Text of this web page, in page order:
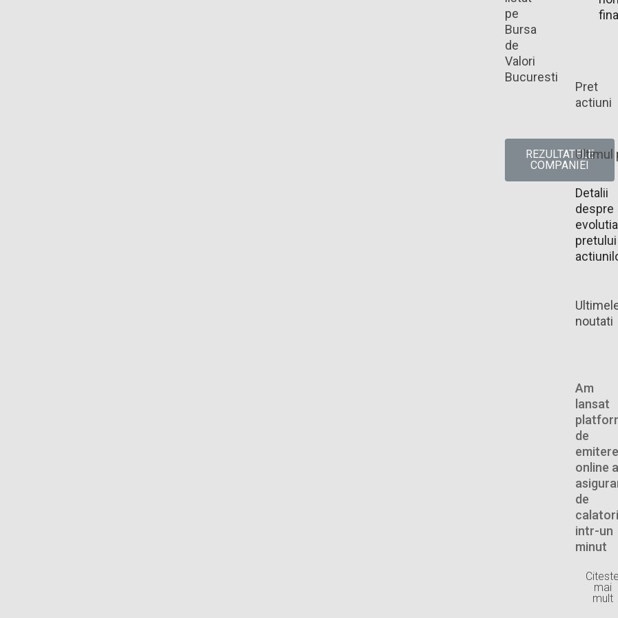
pe
Bursa
de
Valori
Bucuresti
REZULTATELE
COMPANIEI
Pret
actiuni
Ultimul
Detalii
despre
evolutia
pretului
noutati
Am
lansat
de
emitere
online a
de
intr-un
minut
Citeste
mai
mult